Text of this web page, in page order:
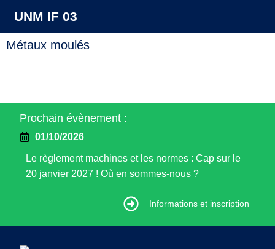
UNM IF 03
Métaux moulés
Prochain évènement :
01/10/2026
Le règlement machines et les normes : Cap sur le
20 janvier 2027 ! Où en sommes-nous ?
Informations et inscription